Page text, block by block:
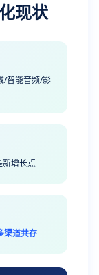
现状
/智能音频/影
新增长点
渠道共存